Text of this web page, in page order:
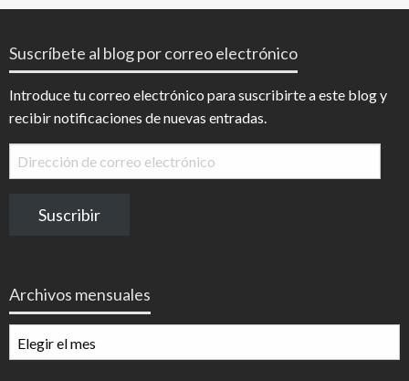
Suscríbete al blog por correo electrónico
Introduce tu correo electrónico para suscribirte a este blog y
recibir notificaciones de nuevas entradas.
Dirección
de
electrónico
Suscribir
Archivos mensuales
mensuales